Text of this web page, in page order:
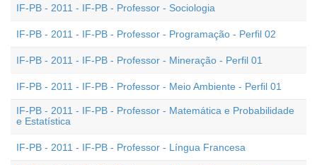
IF-PB - 2011 - IF-PB - Professor - Sociologia
IF-PB - 2011 - IF-PB - Professor - Programação - Perfil 02
IF-PB - 2011 - IF-PB - Professor - Mineração - Perfil 01
IF-PB - 2011 - IF-PB - Professor - Meio Ambiente - Perfil 01
IF-PB - 2011 - IF-PB - Professor - Matemática e Probabilidade
e Estatística
IF-PB - 2011 - IF-PB - Professor - Língua Francesa